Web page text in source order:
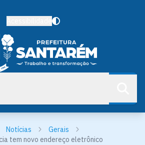
Notícias
Gerais
tem novo endereço eletrônico